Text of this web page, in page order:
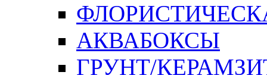
АКВАБОКСЫ
ГРУНТ/